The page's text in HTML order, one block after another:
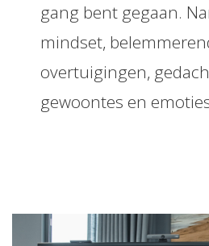
gang bent gegaan.
mindset,
overtuigingen,
gewoontes en